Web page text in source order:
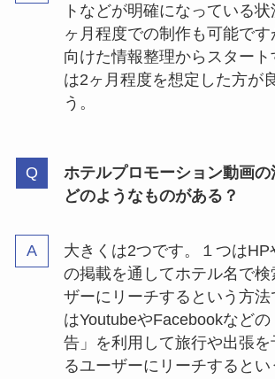
トなどが明確になっている
ヶ月程度での制作も可能です
向けた情報整理からスタート
は2ヶ月程度を想定した方が
う。
ホテルプロモーション動画の
どのようなものがある？
大きくは2つです。１つはHP
の掲載を通してホテル名で検
ザーにリーチするという方法
はYoutubeやFacebookなど
告」を利用して旅行や出張を
るユーザーにリーチするとい